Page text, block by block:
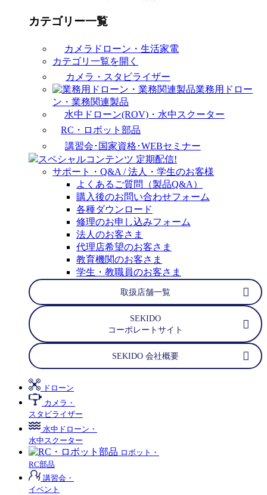
カテゴリー一覧
カメラドローン・生活家電
カテゴリ一覧を開く
カメラ・スタビライザー
業務用ドロー
ン・業務関連製品
水中ドローン(ROV)・水中スクーター
RC・ロボット部品
講習会･国家資格･WEBセミナー
スペシャルコンテンツ 定期配信!
サポート・Q&A / 法人・学生のお客様
よくあるご質問（製品Q&A）
購入後のお問い合わせフォーム
各種ダウンロード
修理のお申し込みフォーム
法人のお客さま
代理店希望のお客さま
教育機関のお客さま
学生・教職員のお客さま
取扱店舗一覧
SEKIDO
コーポレートサイト
SEKIDO 会社概要
ドローン
カメラ・
スタビライザー
水中ドローン・
水中スクーター
ロボット・
RC部品
講習会・
イベント